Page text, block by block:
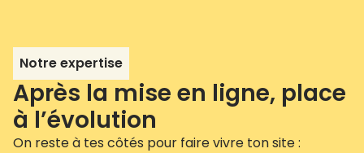
Notre expertise
Après la mise en ligne, place
à l’évolution
On reste à tes côtés pour faire vivre ton site :